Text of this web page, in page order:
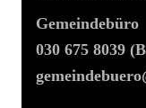
Gemeindebüro
030 675 8039